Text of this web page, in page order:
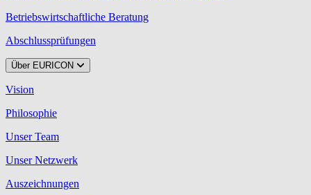
Betriebswirtschaftliche Beratung
Abschlussprüfungen
Über EURICON
Vision
Philosophie
Unser Team
Unser Netzwerk
Auszeichnungen